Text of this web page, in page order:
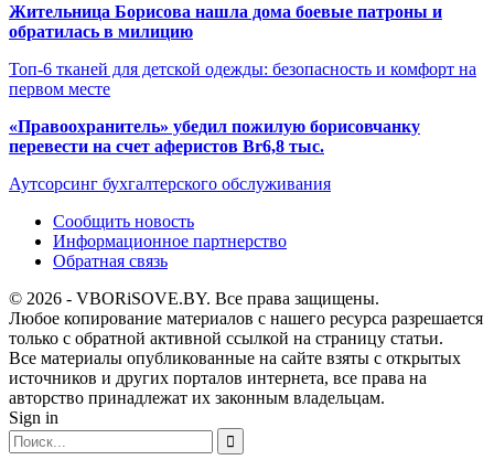
Жительница Борисова нашла дома боевые патроны и
обратилась в милицию
Топ-6 тканей для детской одежды: безопасность и комфорт на
первом месте
«Правоохранитель» убедил пожилую борисовчанку
перевести на счет аферистов Br6,8 тыс.
Аутсорсинг бухгалтерского обслуживания
Сообщить новость
Информационное партнерство
Обратная связь
© 2026 - VBORiSOVE.BY. Все права защищены.
Любое копирование материалов с нашего ресурса разрешается
только с обратной активной ссылкой на страницу статьи.
Все материалы опубликованные на сайте взяты с открытых
источников и других порталов интернета, все права на
авторство принадлежат их законным владельцам.
Sign in